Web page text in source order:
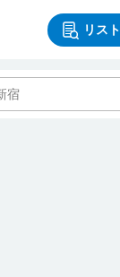
リス